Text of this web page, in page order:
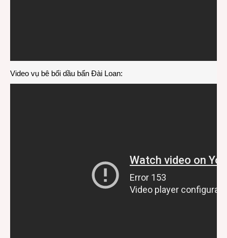
Video vụ bê bối dầu bẩn Đài Loan: